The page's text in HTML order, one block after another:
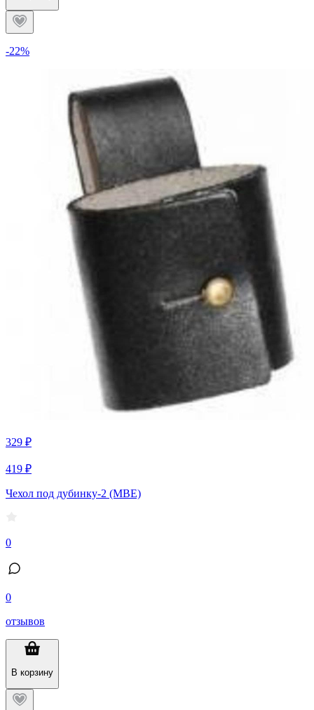
-22%
329 ₽
419 ₽
Чехол под дубинку-2 (МВЕ)
0
0
отзывов
В корзину